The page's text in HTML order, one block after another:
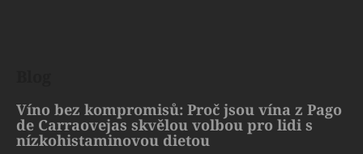
Víno bez kompromisů: Proč jsou vína z Pago
de Carraovejas skvělou volbou pro lidi s
nízkohistaminovou dietou